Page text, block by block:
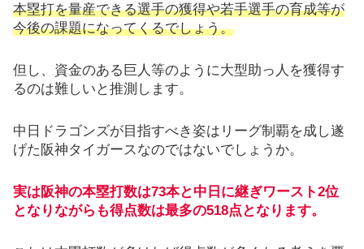
本塁打を量産できる選手の獲得や若手選手の育成等が
今後の課題になってくるでしょう。
但し、資金のある巨人等のように大型助っ人を獲得す
るのは難しいと推測します。
中日ドラゴンズが目指すべき姿はリーグ制覇を成し遂
げた阪神タイガースなのではないでしょうか。
実は阪神の本塁打数は73本と中日に継ぎワースト2位
となりながらも得点数は最多の518点となります。